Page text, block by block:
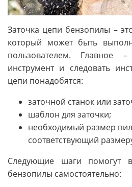
Заточка цепи бензопилы –
который может быть
пользователем. Главное
инструмент и следовать
цепи понадобятся:
заточной станок или
шаблон для заточки;
необходимый размер
соответствующий
Следующие шаги помогут
бензопилы самостоятельно: